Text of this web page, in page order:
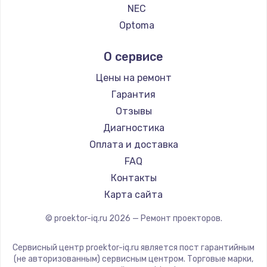
Заказать
1300 руб.
Заказать
Техобслуживание
Заказать
Установка / подключение / демонтаж
1300 руб.
1400 руб.
NEC
Optoma
Infocus
Barco
Xgimi
Canon
JVC
Casio
Hiper
HITACHI
Panasonic
О сервисе
Цены на ремонт
Гарантия
Отзывы
Диагностика
Оплата и доставка
FAQ
Контакты
Карта сайта
© proektor-iq.ru 2026 — Ремонт проекторов.
Сервисный центр proektor-iq.ru является пост гарантийным
(не авторизованным) сервисным центром. Торговые марки,